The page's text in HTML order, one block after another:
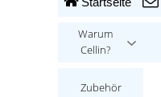
Warum
Cellin?
Zubehör